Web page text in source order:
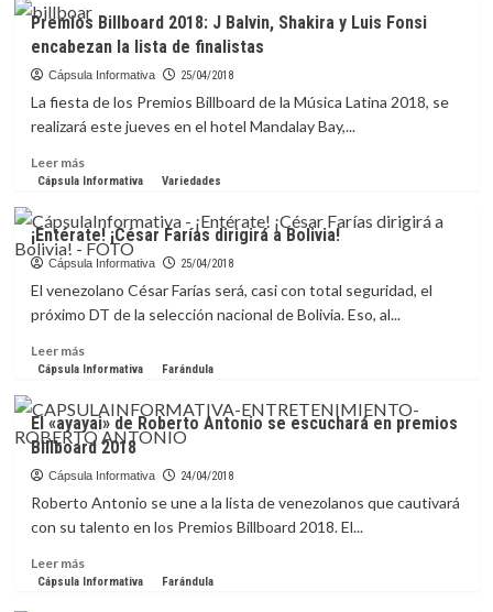
Príncipe
William
será
el
padrino
bodas
su
Harry
Premios Billboard 2018: J Balvin, Shakira y Luis Fonsi
encabezan la lista de finalistas
Cápsula Informativa 25/04/2018
La fiesta de los Premios Billboard de la Música Latina 2018, se
realizará este jueves en el hotel Mandalay Bay,...
Leer másLeer
más
Premios
Billboard
2018:
J
Balvin,
y
Luis
encabezan
la
lista
de
finalistas
Cápsula Informativa Variedades
¡Entérate! ¡César Farías dirigirá a Bolivia!
Cápsula Informativa 25/04/2018
El venezolano César Farías será, casi con total seguridad, el
próximo DT de la selección nacional de Bolivia. Eso, al...
Leer másLeer
más
¡Entérate!
¡César
Farías
dirigirá
Cápsula Informativa Farándula
El «ayayai» de Roberto Antonio se escuchará en premios
Billboard 2018
Cápsula Informativa 24/04/2018
Roberto Antonio se une a la lista de venezolanos que cautivará
con su talento en los Premios Billboard 2018. El...
Leer másLeer
más
Cápsula Informativa Farándula